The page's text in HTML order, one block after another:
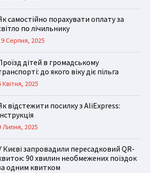
самостійно порахувати оплату за
по лічильнику
Серпня, 2025
дітей в громадському
до якого віку діє пільга
Квітня, 2025
відстежити посилку з AliExpress:
Липня, 2025
Києві запровадили пересадковий QR-
90 хвилин необмежених поїздок
одним квитком